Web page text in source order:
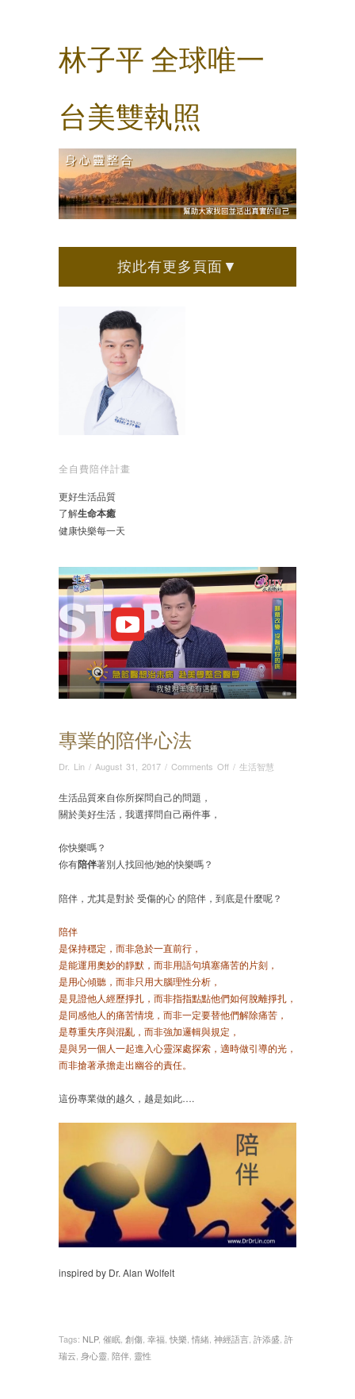
林子平 全球唯一
台美雙執照
按此有更多頁面▼
全自費陪伴計畫
更好生活品質
了解生命本癒
健康快樂每一天
專業的陪伴心法
Dr. Lin / August 31, 2017 / Comments Offon/ 生活智慧
生活品質來自你所探問自己的問題，
關於美好生活，我選擇問自己兩件事，
你快樂嗎？
你有陪伴著別人找回他/她的快樂嗎？
陪伴，尤其是對於 受傷的心 的陪伴，到底是什麼呢？
陪伴
是保持穩定，而非急於一直前行，
是能運用奧妙的靜默，而非用語句填塞痛苦的片刻，
是用心傾聽，而非只用大腦理性分析，
是見證他人經歷掙扎，而非指指點點他們如何脫離掙扎，
是同感他人的痛苦情境，而非一定要替他們解除痛苦，
是尊重失序與混亂，而非強加邏輯與規定，
是與另一個人一起進入心靈深處探索，適時做引導的光，
而非搶著承擔走出幽谷的責任。
這份專業做的越久，越是如此….
inspired by Dr. Alan Wolfelt
Tags: NLP, 催眠, 創傷, 幸福, 快樂, 情緒, 神經語言, 許添盛, 許
瑞云, 身心靈, 陪伴, 靈性